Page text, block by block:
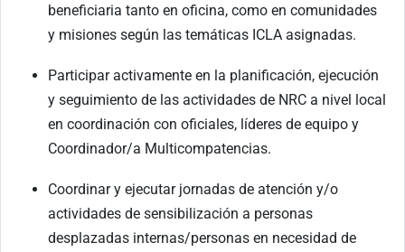
beneficiaria tanto en oficina, como en comunidades
y misiones según las temáticas ICLA asignadas.
Participar activamente en la planificación, ejecución
y seguimiento de las actividades de NRC a nivel local
en coordinación con oficiales, líderes de equipo y
Coordinador/a Multicompatencias.
Coordinar y ejecutar jornadas de atención y/o
actividades de sensibilización a personas
desplazadas internas/personas en necesidad de